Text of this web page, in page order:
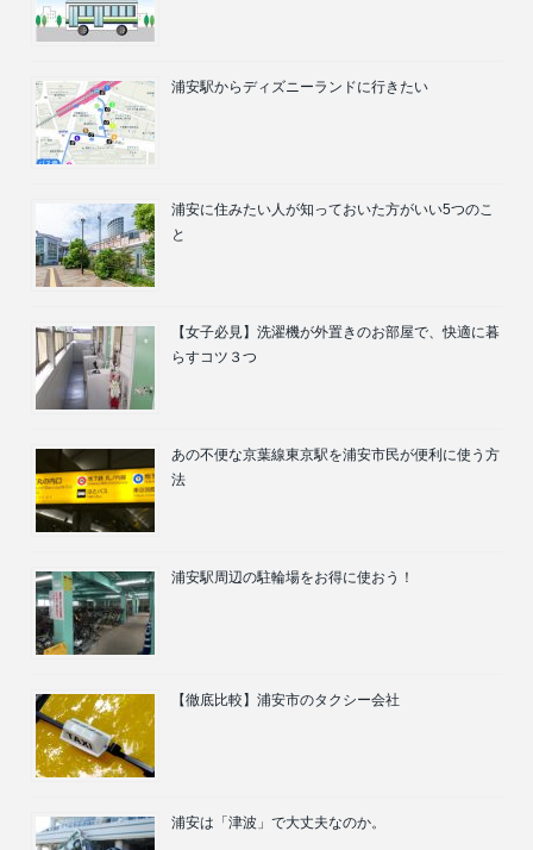
浦安駅からディズニーランドに行きたい
浦安に住みたい人が知っておいた方がいい5つのこ
と
【女子必見】洗濯機が外置きのお部屋で、快適に暮
らすコツ３つ
あの不便な京葉線東京駅を浦安市民が便利に使う方
法
浦安駅周辺の駐輪場をお得に使おう！
【徹底比較】浦安市のタクシー会社
浦安は「津波」で大丈夫なのか。